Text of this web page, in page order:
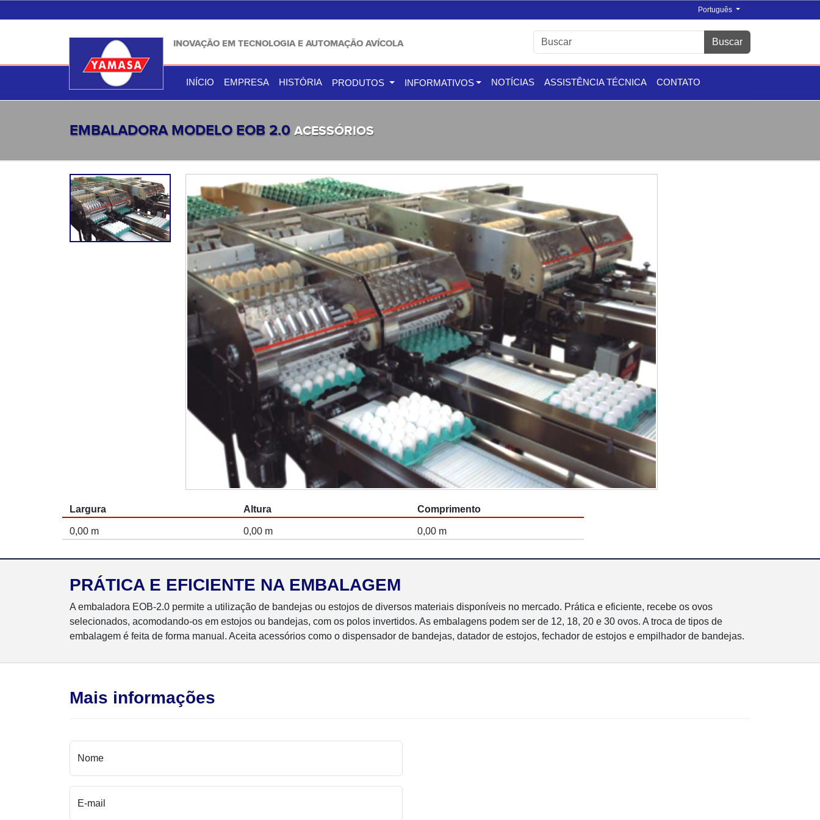
Português
INOVAÇÃO EM TECNOLOGIA E AUTOMAÇÃO AVÍCOLA Buscar
INÍCIO EMPRESA HISTÓRIA PRODUTOS INFORMATIVOS NOTÍCIAS ASSISTÊNCIA TÉCNICA CONTATO
EMBALADORA MODELO EOB 2.0 ACESSÓRIOS
Largura
0,00 m
Altura
0,00 m
Comprimento
0,00 m
PRÁTICA E EFICIENTE NA EMBALAGEM
A embaladora EOB-2.0 permite a utilização de bandejas ou estojos de diversos materiais disponíveis no mercado. Prática e eficiente, recebe os ovos
selecionados, acomodando-os em estojos ou bandejas, com os polos invertidos. As embalagens podem ser de 12, 18, 20 e 30 ovos. A troca de tipos de
embalagem é feita de forma manual. Aceita acessórios como o dispensador de bandejas, datador de estojos, fechador de estojos e empilhador de bandejas.
Mais informações
Nome
E-mail